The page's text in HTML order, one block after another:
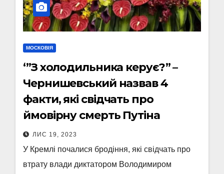
МОСКОВІЯ
‘”З холодильника керує?” –
Чернишевський назвав 4
факти, які свідчать про
ймовірну смерть Путіна
ЛИС 19, 2023
У Кремлі почалися бродіння, які свідчать про
втрату влади диктатором Володимиром